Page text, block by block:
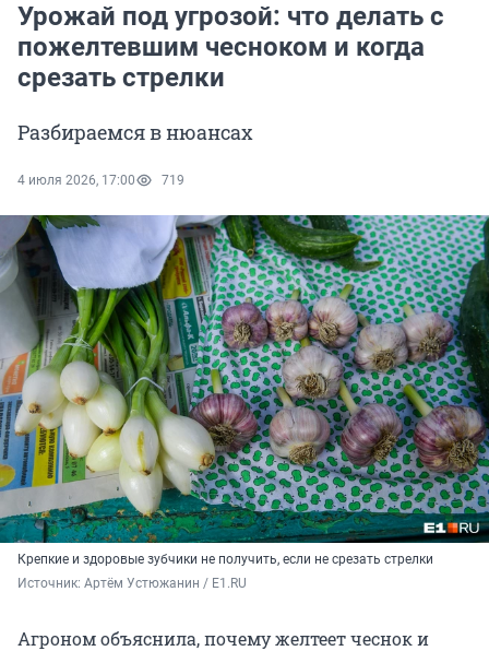
Урожай под угрозой: что делать с
пожелтевшим чесноком и когда
срезать стрелки
Разбираемся в нюансах
4 июля 2026, 17:00 719
Крепкие и здоровые зубчики не получить, если не срезать стрелки
Источник: Артём Устюжанин / E1.RU
Агроном объяснила, почему желтеет чеснок и